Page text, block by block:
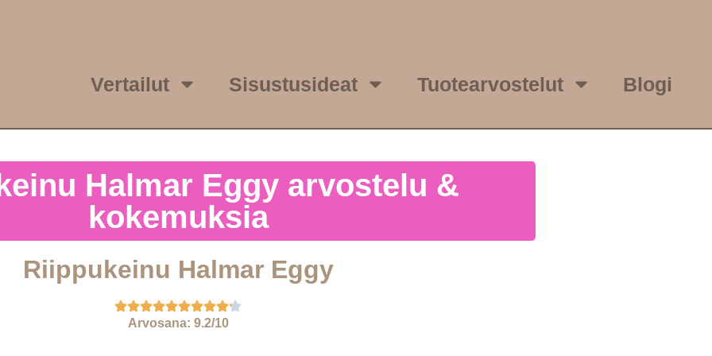
Vertailut Sisustusideat Tuotearvostelut Blogi
Halmar Eggy arvostelu &
kokemuksia
Riippukeinu Halmar Eggy
Arvosana: 9.2/10